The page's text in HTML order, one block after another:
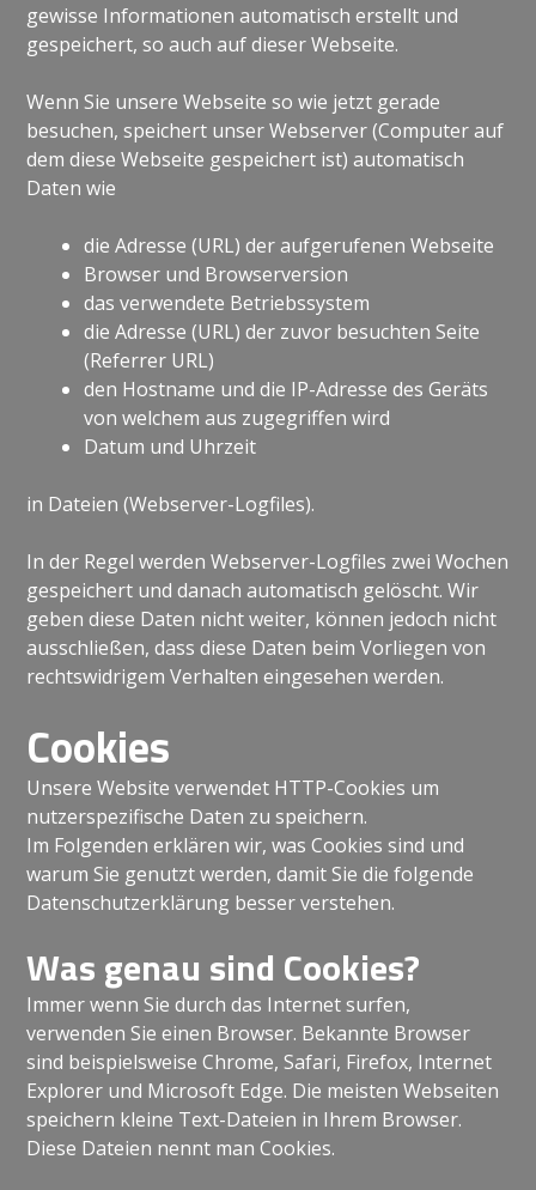
gewisse Informationen automatisch erstellt und
gespeichert, so auch auf dieser Webseite.
Wenn Sie unsere Webseite so wie jetzt gerade
besuchen, speichert unser Webserver (Computer auf
dem diese Webseite gespeichert ist) automatisch
Daten wie
die Adresse (URL) der aufgerufenen Webseite
Browser und Browserversion
das verwendete Betriebssystem
die Adresse (URL) der zuvor besuchten Seite
(Referrer URL)
den Hostname und die IP-Adresse des Geräts
von welchem aus zugegriffen wird
Datum und Uhrzeit
in Dateien (Webserver-Logfiles).
In der Regel werden Webserver-Logfiles zwei Wochen
gespeichert und danach automatisch gelöscht. Wir
geben diese Daten nicht weiter, können jedoch nicht
ausschließen, dass diese Daten beim Vorliegen von
rechtswidrigem Verhalten eingesehen werden.
Cookies
Unsere Website verwendet HTTP-Cookies um
nutzerspezifische Daten zu speichern.
Im Folgenden erklären wir, was Cookies sind und
warum Sie genutzt werden, damit Sie die folgende
Datenschutzerklärung besser verstehen.
Was genau sind Cookies?
Immer wenn Sie durch das Internet surfen,
verwenden Sie einen Browser. Bekannte Browser
sind beispielsweise Chrome, Safari, Firefox, Internet
Explorer und Microsoft Edge. Die meisten Webseiten
speichern kleine Text-Dateien in Ihrem Browser.
Diese Dateien nennt man Cookies.